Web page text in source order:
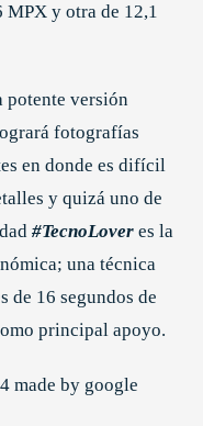
MPX y otra de 12,1
potente versión
fotografías
en donde es difícil
y quizá uno de
#TecnoLover es la
una técnica
de 16 segundos de
principal apoyo.